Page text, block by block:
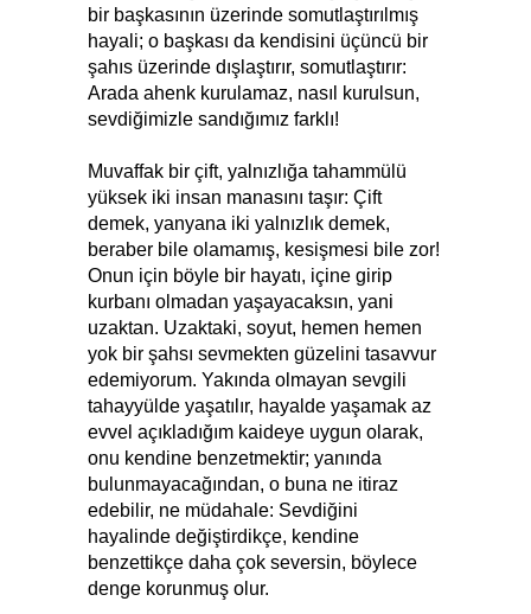
bir başkasının üzerinde somutlaştırılmış
hayali; o başkası da kendisini üçüncü bir
şahıs üzerinde dışlaştırır, somutlaştırır:
Arada ahenk kurulamaz, nasıl kurulsun,
sevdiğimizle sandığımız farklı!
Muvaffak bir çift, yalnızlığa tahammülü
yüksek iki insan manasını taşır: Çift
demek, yanyana iki yalnızlık demek,
beraber bile olamamış, kesişmesi bile zor!
Onun için böyle bir hayatı, içine girip
kurbanı olmadan yaşayacaksın, yani
uzaktan. Uzaktaki, soyut, hemen hemen
yok bir şahsı sevmekten güzelini tasavvur
edemiyorum. Yakında olmayan sevgili
tahayyülde yaşatılır, hayalde yaşamak az
evvel açıkladığım kaideye uygun olarak,
onu kendine benzetmektir; yanında
bulunmayacağından, o buna ne itiraz
edebilir, ne müdahale: Sevdiğini
hayalinde değiştirdikçe, kendine
benzettikçe daha çok seversin, böylece
denge korunmuş olur.